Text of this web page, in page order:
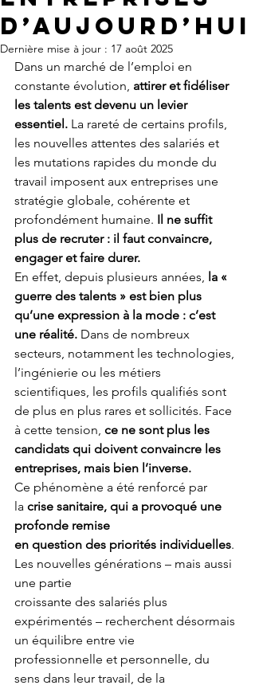
D’AUJOURD’HUI
Dernière mise à jour : 17 août 2025
Dans un marché de l’emploi en
constante évolution, attirer et fidéliser
les talents est devenu un levier
essentiel. La rareté de certains profils,
les nouvelles attentes des salariés et
les mutations rapides du monde du
travail imposent aux entreprises une
stratégie globale, cohérente et
profondément humaine. Il ne suffit
plus de recruter : il faut convaincre,
engager et faire durer.
En effet, depuis plusieurs années, la «
guerre des talents » est bien plus
qu’une expression à la mode : c’est
une réalité. Dans de nombreux
secteurs, notamment les technologies,
l’ingénierie ou les métiers
scientifiques, les profils qualifiés sont
de plus en plus rares et sollicités. Face
à cette tension, ce ne sont plus les
candidats qui doivent convaincre les
entreprises, mais bien l’inverse.
Ce phénomène a été renforcé par
la crise sanitaire, qui a provoqué une
profonde remise
en question des priorités individuelles.
Les nouvelles générations – mais aussi
une partie
croissante des salariés plus
expérimentés – recherchent désormais
un équilibre entre vie
professionnelle et personnelle, du
sens dans leur travail, de la